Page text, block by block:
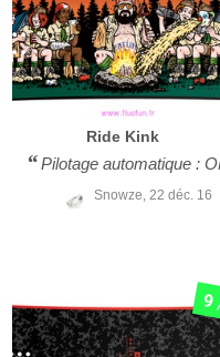
Ride Kink
Pilotage automatique :
Snowze,22 déc. 16
9